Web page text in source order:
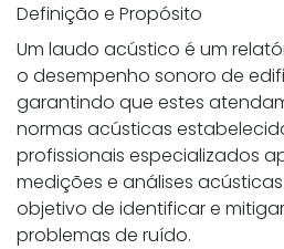
Definição e Propósito
Um laudo acústico é um
o desempenho sonoro de
garantindo que estes
normas acústicas
profissionais especializados
medições e análises
objetivo de identificar e
problemas de ruído.